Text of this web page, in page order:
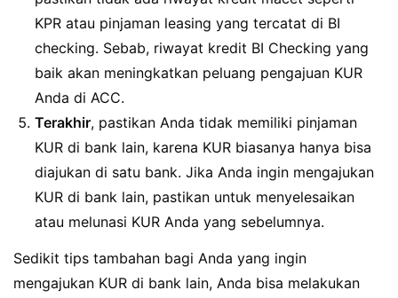
KPR atau pinjaman leasing yang tercatat di BI
checking. Sebab, riwayat kredit BI Checking yang
baik akan meningkatkan peluang pengajuan KUR
Anda di ACC.
Terakhir, pastikan Anda tidak memiliki pinjaman
KUR di bank lain, karena KUR biasanya hanya bisa
diajukan di satu bank. Jika Anda ingin mengajukan
KUR di bank lain, pastikan untuk menyelesaikan
atau melunasi KUR Anda yang sebelumnya.
Sedikit tips tambahan bagi Anda yang ingin
mengajukan KUR di bank lain, Anda bisa melakukan